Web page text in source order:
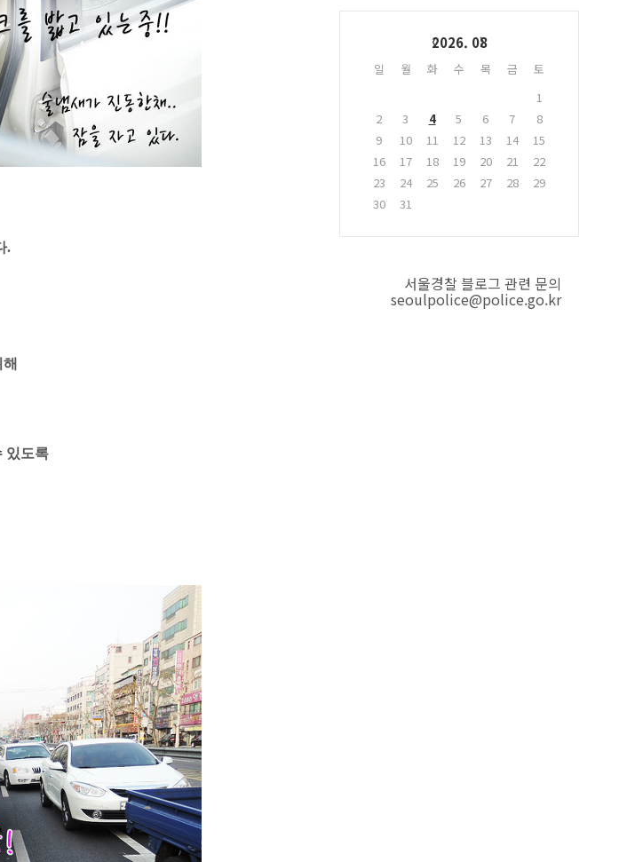
.
있도록
2026. 08
일 월 화 수 목 금
토
1
2
3 4 5 6 7
8
9
10 11 12 13 14
15
16
17 18 19 20 21
22
23
24 25 26 27 28
29
30
31
서울경찰 블로그 관련 문의
seoulpolice@police.go.kr